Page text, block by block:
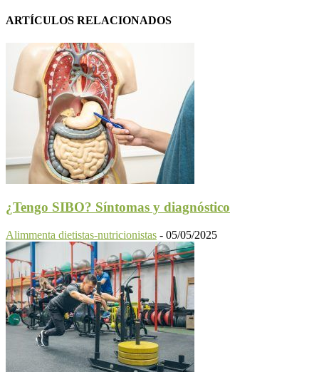
ARTÍCULOS RELACIONADOS
¿Tengo SIBO? Síntomas y diagnóstico
Alimmenta dietistas-nutricionistas - 05/05/2025